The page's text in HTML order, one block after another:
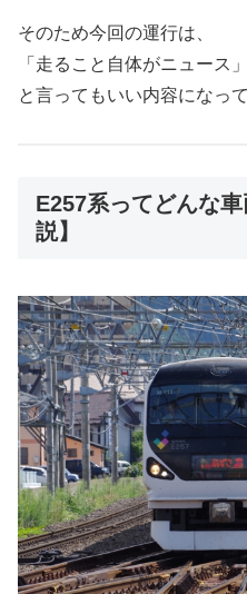
そのため今回の運行は、
「走ること自体がニュース」
と言ってもいい内容になって
E257系ってどんな
説】